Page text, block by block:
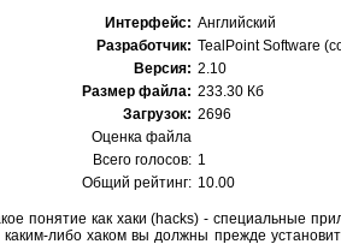
Интерфейс: Английский
Разработчик: TealPoint Software
Версия: 2.10
Размер файла: 233.30 Кб
Загрузок: 2696
Оценка файла
Всего голосов: 1
Общий рейтинг: 10.00
понятие как хаки (hacks) - специальные
каким-либо хаком вы должны пpежде